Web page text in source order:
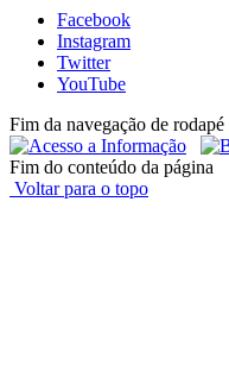
Facebook
Instagram
Twitter
YouTube
Fim da navegação de rodapé
Fim do conteúdo da página
Voltar para o topo